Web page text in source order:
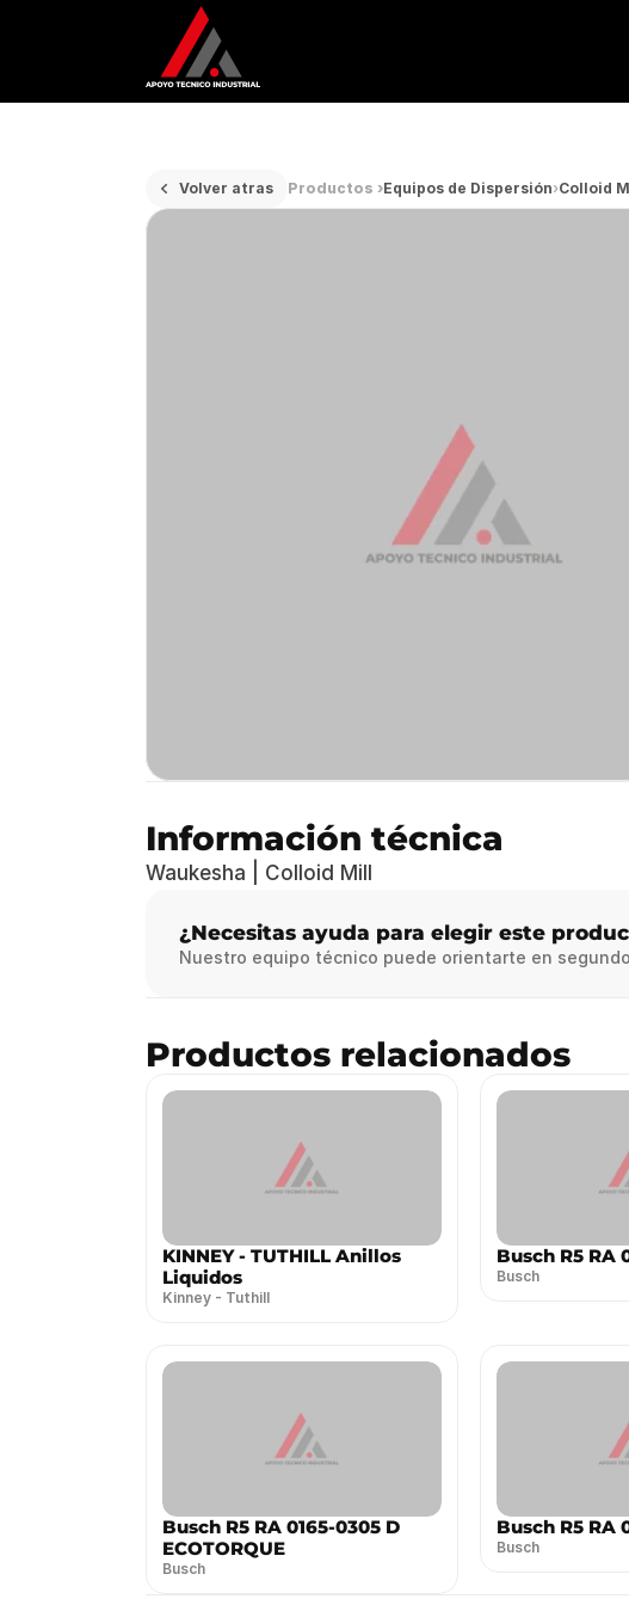
Volver atras Productos ›Equipos de Dispersión›Colloid
Información técnica
Waukesha | Colloid Mill
¿Necesitas ayuda para elegir este
Nuestro equipo técnico puede orientarte en
Productos relacionados
KINNEY - TUTHILL Anillos
Liquidos
Kinney - Tuthill
Busch R5 RA
Busch
Busch R5 RA 0165-0305 D
ECOTORQUE
Busch
Busch R5 RA
Busch